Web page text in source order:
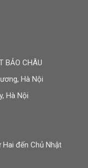
BẢO CHÂU
Hà Nội
Hà Nội
đến Chủ Nhật